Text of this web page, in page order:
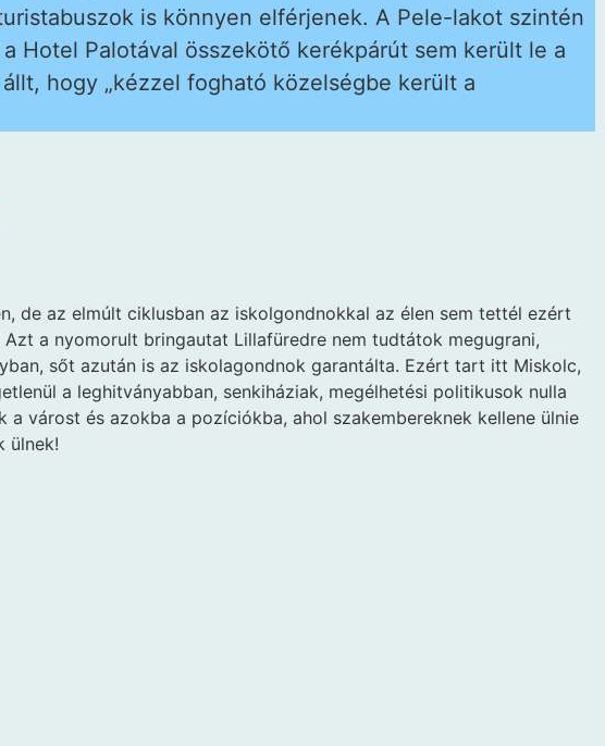
is könnyen elférjenek. A Pele-lakot szintén
Hotel Palotával összekötő kerékpárút sem került le a
hogy „kézzel fogható közelségbe került a
de az elmúlt ciklusban az iskolgondnokkal az élen sem tettél ezért
Azt a nyomorult bringautat Lillafüredre nem tudtátok megugrani,
sőt azután is az iskolagondnok garantálta. Ezért tart itt Miskolc,
a leghitványabban, senkiháziak, megélhetési politikusok nulla
a várost és azokba a pozíciókba, ahol szakembereknek kellene ülnie
ülnek!